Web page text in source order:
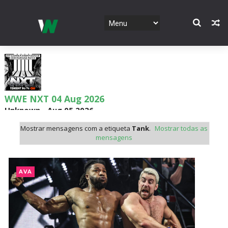
WWE NXT 04 Aug 2026
Unknown Aug 05 2026
WWE Monday Night Raw 03 Aug 2026
Unknown - Aug 04 2026
WWE SummerSlam 2026 - Sunday
Unknown-Aug 02 2026
Mostrar mensagens com a etiqueta Tank. Mostrar todas as
mensagens
AVA